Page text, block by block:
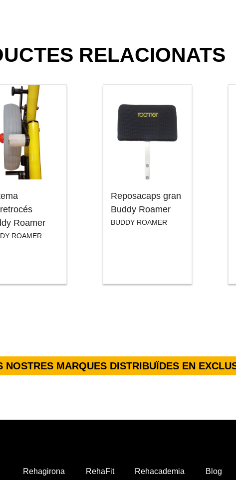
RELACIONATS
Roamer
ROAMER
Reposacaps gran
Buddy Roamer
BUDDY ROAMER
NOSTRES MARQUES DISTRIBUÏDES EN
Rehagirona RehaFit Rehacademia Blog